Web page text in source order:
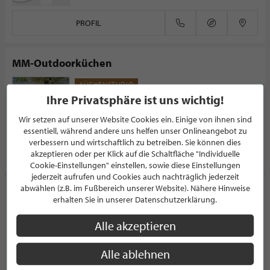
PROFIL
MM-Outdoorküchen
KÜCHENSTUDIO
Dieselstraße 9
50374 Erftstadt
Deutschland
PROFIL
Neptune Design Center GmbH
RAUMAUSSTATTER
5.0/5.0(1)
Uhlandstraße 12-13
10623 Berlin
Deutschland
Ihre Privatsphäre ist uns wichtig!
Wir setzen auf unserer Website Cookies ein. Einige von ihnen sind
essentiell, während andere uns helfen unser Onlineangebot zu
verbessern und wirtschaftlich zu betreiben. Sie können dies
akzeptieren oder per Klick auf die Schaltfläche "Individuelle
Cookie-Einstellungen" einstellen, sowie diese Einstellungen
jederzeit aufrufen und Cookies auch nachträglich jederzeit
abwählen (z.B. im Fußbereich unserer Website). Nähere Hinweise
erhalten Sie in unserer Datenschutzerklärung.
Alle akzeptieren
Alle ablehnen